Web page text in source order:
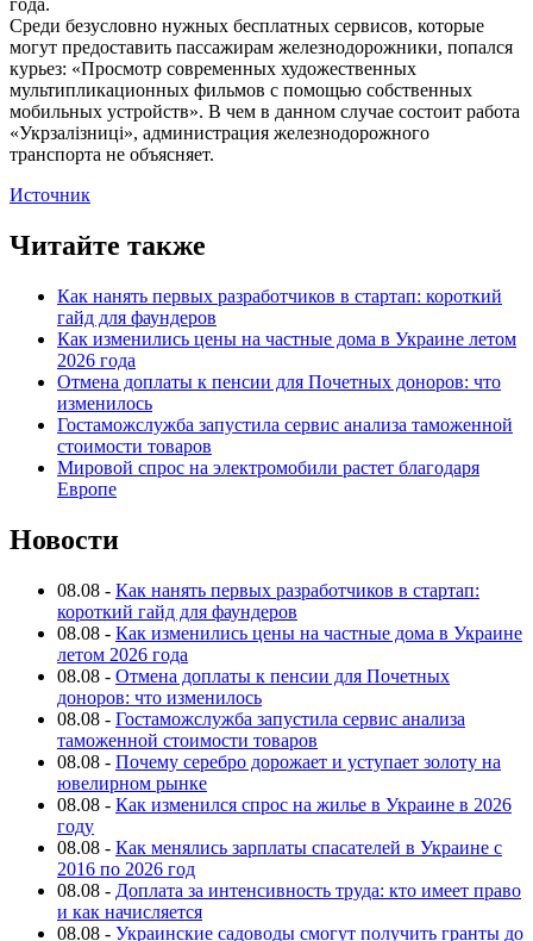
года.
Среди безусловно нужных бесплатных сервисов, которые
могут предоставить пассажирам железнодорожники, попался
курьез: «Просмотр современных художественных
мультипликационных фильмов с помощью собственных
мобильных устройств». В чем в данном случае состоит работа
«Укрзалізниці», администрация железнодорожного
транспорта не объясняет.
Источник
Читайте также
Как нанять первых разработчиков в стартап: короткий
гайд для фаундеров
Как изменились цены на частные дома в Украине летом
2026 года
Отмена доплаты к пенсии для Почетных доноров: что
изменилось
Гостаможслужба запустила сервис анализа таможенной
стоимости товаров
Мировой спрос на электромобили растет благодаря
Европе
Новости
08.08 - Как нанять первых разработчиков в стартап:
короткий гайд для фаундеров
08.08 - Как изменились цены на частные дома в Украине
летом 2026 года
08.08 - Отмена доплаты к пенсии для Почетных
доноров: что изменилось
08.08 - Гостаможслужба запустила сервис анализа
таможенной стоимости товаров
08.08 - Почему серебро дорожает и уступает золоту на
ювелирном рынке
08.08 - Как изменился спрос на жилье в Украине в 2026
году
08.08 - Как менялись зарплаты спасателей в Украине с
2016 по 2026 год
08.08 - Доплата за интенсивность труда: кто имеет право
и как начисляется
08.08 - Украинские садоводы смогут получить гранты до